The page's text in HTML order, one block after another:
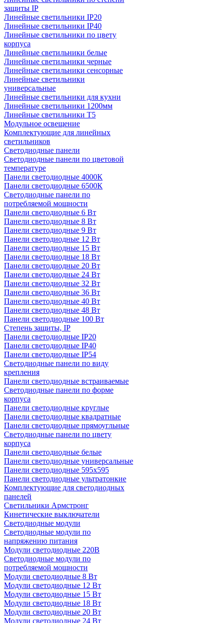
защиты IP
Линейные светильники IP20
Линейные светильники IP40
Линейные светильники по цвету
корпуса
Линейные светильники белые
Линейные светильники черные
Линейные светильники сенсорные
Линейные светильники
универсальные
Линейные светильники для кухни
Линейные светильники 1200мм
Линейные светильники Т5
Модульное освещение
Комплектующие для линейных
светильников
Светодиодные панели
Светодиодные панели по цветовой
температуре
Панели светодиодные 4000К
Панели светодиодные 6500К
Светодиодные панели по
потребляемой мощности
Панели светодиодные 6 Вт
Панели светодиодные 8 Вт
Панели светодиодные 9 Вт
Панели светодиодные 12 Вт
Панели светодиодные 15 Вт
Панели светодиодные 18 Вт
Панели светодиодные 20 Вт
Панели светодиодные 24 Вт
Панели светодиодные 32 Вт
Панели светодиодные 36 Вт
Панели светодиодные 40 Вт
Панели светодиодные 48 Вт
Панели светодиодные 100 Вт
Степень защиты, IP
Панели светодиодные IP20
Панели светодиодные IP40
Панели светодиодные IP54
Светодиодные панели по виду
крепления
Панели светодиодные встраиваемые
Светодиодные панели по форме
корпуса
Панели светодиодные круглые
Панели светодиодные квадратные
Панели светодиодные прямоугльные
Светодиодные панели по цвету
корпуса
Панели светодиодные белые
Панели светодиодные универсальные
Панели светодиодные 595х595
Панели светодиодные ультратонкие
Комплектующие для светодиодных
панелей
Светильники Армстронг
Кинетические выключатели
Светодиодные модули
Светодиодные модули по
напряжению питания
Модули светодиодные 220В
Светодиодные модули по
потребляемой мощности
Модули светодиодные 8 Вт
Модули светодиодные 12 Вт
Модули светодиодные 15 Вт
Модули светодиодные 18 Вт
Модули светодиодные 20 Вт
Модули светодиодные 24 Вт